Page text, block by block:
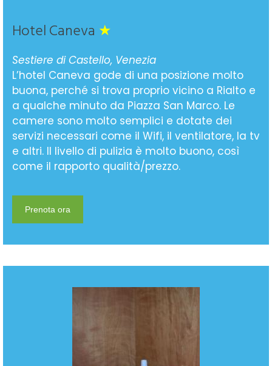
Hotel Caneva ★
Sestiere di Castello, Venezia
L’hotel Caneva gode di una posizione molto
buona, perché si trova proprio vicino a Rialto e
a qualche minuto da Piazza San Marco. Le
camere sono molto semplici e dotate dei
servizi necessari come il Wifi, il ventilatore, la tv
e altri. Il livello di pulizia è molto buono, così
come il rapporto qualità/prezzo.
Prenota ora